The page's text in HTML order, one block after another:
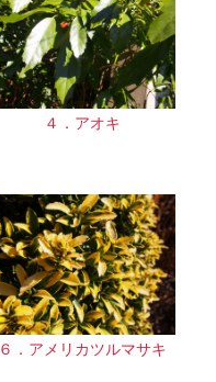
４．アオキ
６．アメリカツルマサキ